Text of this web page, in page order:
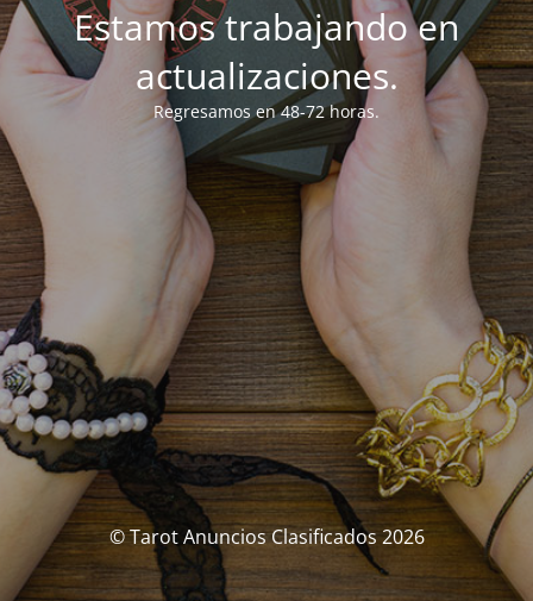
Estamos trabajando en
actualizaciones.
Regresamos en 48-72 horas.
© Tarot Anuncios Clasificados 2026